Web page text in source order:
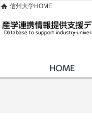
信州大学HOME